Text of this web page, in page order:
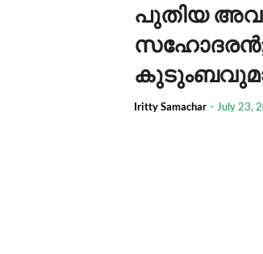
പുതിയ
സഹോദരൻ;
Iritty Samachar - July 23,